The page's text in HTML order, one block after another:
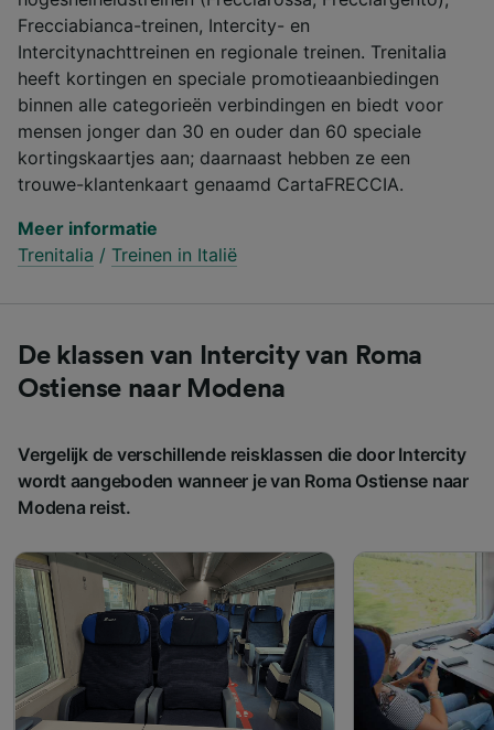
Frecciabianca-treinen, Intercity- en
Intercitynachttreinen en regionale treinen. Trenitalia
heeft kortingen en speciale promotieaanbiedingen
binnen alle categorieën verbindingen en biedt voor
mensen jonger dan 30 en ouder dan 60 speciale
kortingskaartjes aan; daarnaast hebben ze een
trouwe-klantenkaart genaamd CartaFRECCIA.
Meer informatie
Trenitalia / Treinen in Italië
De klassen van Intercity van Roma
Ostiense naar Modena
Vergelijk de verschillende reisklassen die door Intercity
wordt aangeboden wanneer je van Roma Ostiense naar
Modena reist.